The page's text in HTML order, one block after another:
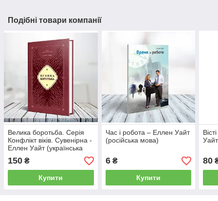
Подібні товари компанії
Велика боротьба. Серія
Конфлікт віків. Сувенірна -
Еллен Уайт (українська
мова)
150 ₴
Купити
Час і робота – Еллен Уайт
(російська мова)
6₴
Купити
80